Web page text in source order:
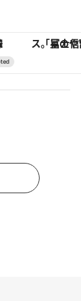
。 ヴァシュロン・コンスタンタ